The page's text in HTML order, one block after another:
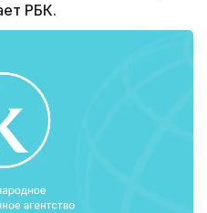
РБК.